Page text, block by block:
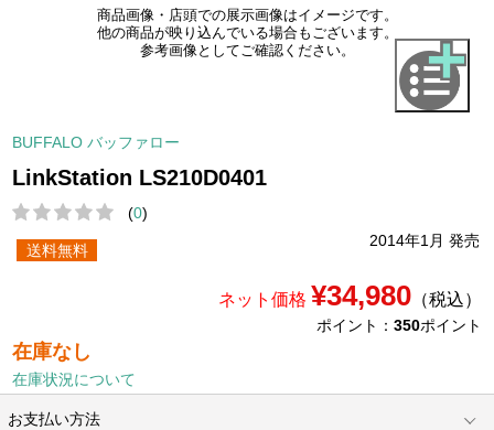
商品画像・店頭での展示画像はイメージです。
他の商品が映り込んでいる場合もございます。
参考画像としてご確認ください。
BUFFALO バッファロー
LinkStation LS210D0401
(0)
2014年1月 発売
送料無料
ネット価格 ¥34,980（税込）
ポイント： 350ポイント
在庫なし
在庫状況について
お支払い方法